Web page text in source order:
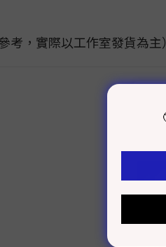
，實際以工作室發貨為主）